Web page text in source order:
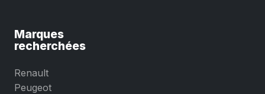
Marques
recherchées
Renault
Peugeot